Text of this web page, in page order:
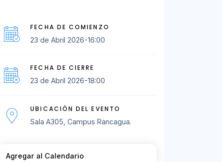
FECHA DE COMIENZO
23 de Abril 2026-16:00
FECHA DE CIERRE
23 de Abril 2026-18:00
UBICACIÓN DEL EVENTO
Sala A305, Campus Rancagua.
Agregar al Calendario